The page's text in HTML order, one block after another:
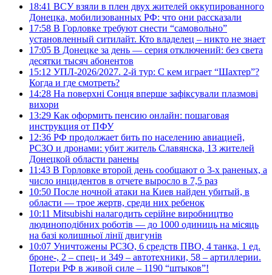
18:41 ВСУ взяли в плен двух жителей оккупированного
Донецка, мобилизованных РФ: что они рассказали
17:58 В Горловке требуют снести “самовольно”
установленный ситилайт. Кто владелец – никто не знает
17:05 В Донецке за день — серия отключений: без света
десятки тысяч абонентов
15:12 УПЛ-2026/2027. 2-й тур: С кем играет “Шахтер”?
Когда и где смотреть?
14:28 На поверхні Сонця вперше зафіксували плазмові
вихори
13:29 Как оформить пенсию онлайн: пошаговая
инструкция от ПФУ
12:36 РФ продолжает бить по населению авиацией,
РСЗО и дронами: убит житель Славянска, 13 жителей
Донецкой области ранены
11:43 В Горловке второй день сообщают о 3-х раненых, а
число инцидентов в отчете выросло в 7,5 раз
10:50 После ночной атаки на Киев найден убитый, в
области — трое жертв, среди них ребенок
10:11 Mitsubishi налагодить серійне виробництво
людиноподібних роботів — до 1000 одиниць на місяць
на базі колишньої лінії двигунів
10:07 Уничтожены РСЗО, 6 средств ПВО, 4 танка, 1 ед.
броне-, 2 – спец- и 349 – автотехники, 58 – артиллерии.
Потери РФ в живой силе – 1190 “штыков”!